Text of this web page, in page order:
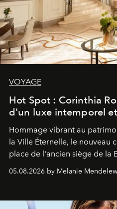
VOYAGE
Hot Spot : Corinthia
d'un luxe intemporel
Hommage vibrant au
la Ville Éternelle, le nouveau
place de l'ancien siège de la
05.08.2026 by Melanie